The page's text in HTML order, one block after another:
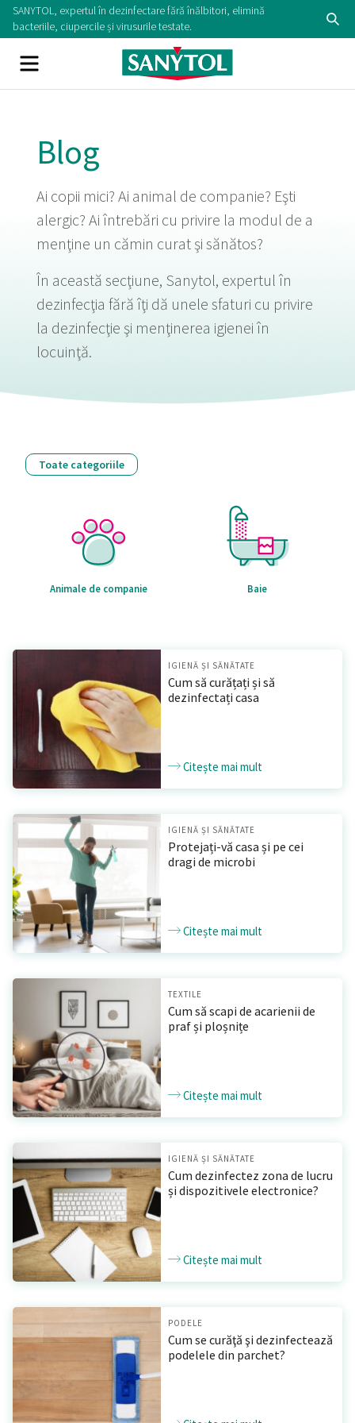
SkipSANYTOL, expertul în dezinfectare fără înălbitori, elimină
bacteriile, ciupercile și virusurile testate.
Menu
Blog
Ai copii mici? Ai animal de companie? Eşti
alergic? Ai întrebări cu privire la modul de a
menţine un cămin curat şi sănătos?
În această secţiune, Sanytol, expertul în
dezinfecţia fără îţi dă unele sfaturi cu privire
la dezinfecţie şi menţinerea igienei în
locuinţă.
Toate categoriile
Animale de companie Baie
IGIENĂ ȘI SĂNĂTATE
Cum să curățați și să
dezinfectați casa
Citește mai mult
IGIENĂ ȘI SĂNĂTATE
Protejați-vă casa și pe cei
dragi de microbi
Citește mai mult
TEXTILE
Cum să scapi de acarienii de
praf și ploșnițe
Citește mai mult
IGIENĂ ȘI SĂNĂTATE
Cum dezinfectez zona de lucru
și dispozitivele electronice?
Citește mai mult
PODELE
Cum se curăţă şi dezinfectează
podelele din parchet?